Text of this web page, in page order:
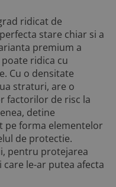
ridicat de
stare chiar si a
premium a
ridica cu
Cu o densitate
straturi, are o
factorilor de risc la
detine
pe forma elementelor
de protectie.
pentru protejarea
le-ar putea afecta